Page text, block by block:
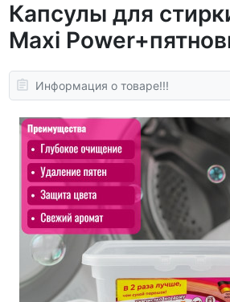
Капсулы для
Maxi
Информация о товаре!!!